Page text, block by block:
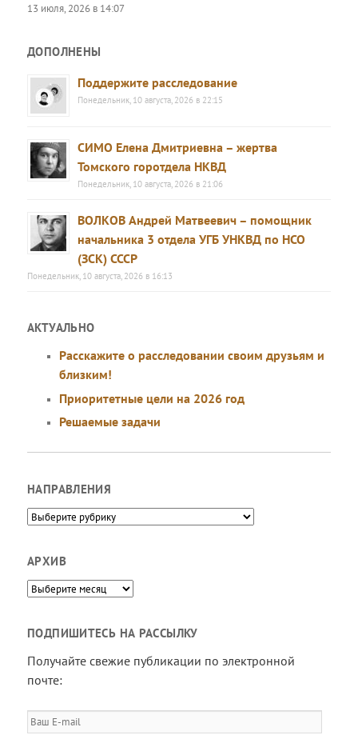
13 июля, 2026 в 14:07
ДОПОЛНЕНЫ
Поддержите расследование
Понедельник, 10 августа, 2026 в 22:15
СИМО Елена Дмитриевна – жертва
Томского горотдела НКВД
Понедельник, 10 августа, 2026 в 21:06
ВОЛКОВ Андрей Матвеевич – помощник
начальника 3 отдела УГБ УНКВД по НСО
(ЗСК) СССР
Понедельник, 10 августа, 2026 в 16:13
АКТУАЛЬНО
Расскажите о расследовании своим друзьям и
близким!
Приоритетные цели на 2026 год
Решаемые задачи
НАПРАВЛЕНИЯ
Направления
АРХИВ
Архив
ПОДПИШИТЕСЬ НА РАССЫЛКУ
Получайте свежие публикации по электронной
почте:
Ваш
E-